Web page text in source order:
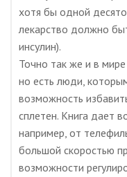
хотя бы одной
лекарство должно
инсулин).
Точно так же и в
но есть люди,
возможность
сплетен. Книга дает
например, от
большой скоростью
возможности